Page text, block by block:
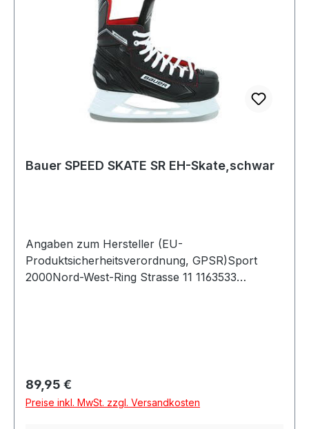
Bauer SPEED SKATE SR EH-Skate,schwar
Angaben zum Hersteller (EU-
Produktsicherheitsverordnung, GPSR)Sport
2000Nord-West-Ring Strasse 11 1163533
Regulärer Preis:
89,95 €
Preise inkl. MwSt. zzgl. Versandkosten